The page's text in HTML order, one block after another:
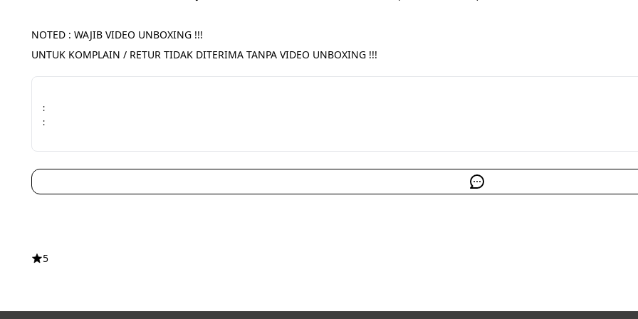
NOTED : WAJIB VIDEO UNBOXING !!!
UNTUK KOMPLAIN / RETUR TIDAK DITERIMA TANPA VIDEO UNBOXING !!!
:
:
5